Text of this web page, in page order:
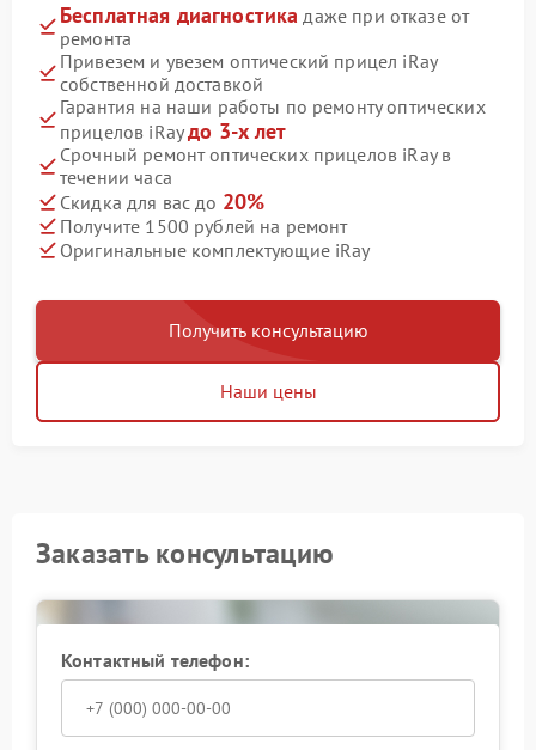
Бесплатная диагностика даже при отказе от
ремонта
Привезем и увезем оптический прицел iRay
собственной доставкой
Гарантия на наши работы по ремонту оптических
прицелов iRayдо 3-х лет
Срочный ремонт оптических прицелов iRay в
течении часа
Скидка для вас до 20%
Получите 1500 рублей на ремонт
Оригинальные комплектующие iRay
Получить консультацию
Наши цены
Заказать консультацию
Контактный телефон: